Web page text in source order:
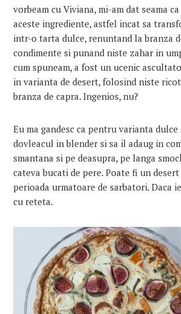
vorbeam cu Viviana, mi-am dat seama
aceste ingrediente, astfel incat sa
intr-o tarta dulce, renuntand la branza
condimente si punand niste zahar in
cum spuneam, a fost un ucenic
in varianta de desert, folosind niste
branza de capra. Ingenios, nu?
Eu ma gandesc ca pentru varianta dulce
dovleacul in blender si sa il adaug in
smantana si pe deasupra, pe langa
cateva bucati de pere. Poate fi un
perioada urmatoare de sarbatori. Daca
cu reteta.